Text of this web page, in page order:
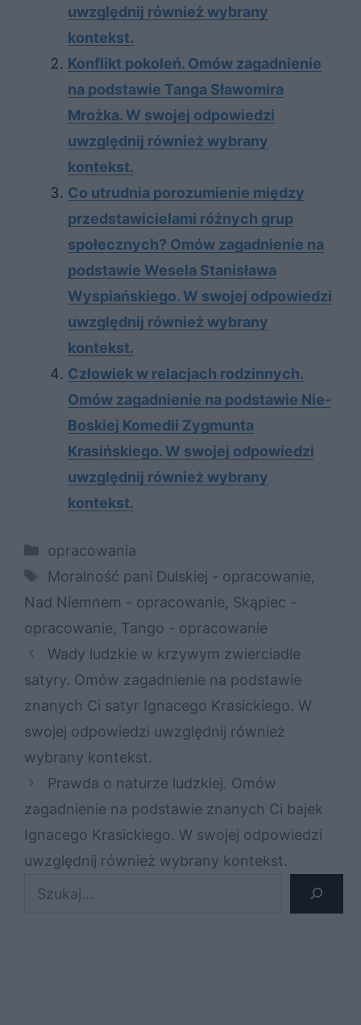
uwzględnij również wybrany
kontekst.
Konflikt pokoleń. Omów zagadnienie
na podstawie Tanga Sławomira
Mrożka. W swojej odpowiedzi
uwzględnij również wybrany
kontekst.
Co utrudnia porozumienie między
przedstawicielami różnych grup
społecznych? Omów zagadnienie na
podstawie Wesela Stanisława
Wyspiańskiego. W swojej odpowiedzi
uwzględnij również wybrany
kontekst.
Człowiek w relacjach rodzinnych.
Omów zagadnienie na podstawie Nie-
Boskiej Komedii Zygmunta
Krasińskiego. W swojej odpowiedzi
uwzględnij również wybrany
kontekst.
Kategorie
opracowania
Tagi
Moralność pani Dulskiej - opracowanie,
Nad Niemnem - opracowanie, Skąpiec -
opracowanie, Tango - opracowanie
Wady ludzkie w krzywym zwierciadle
satyry. Omów zagadnienie na podstawie
znanych Ci satyr Ignacego Krasickiego. W
swojej odpowiedzi uwzględnij również
wybrany kontekst.
Prawda o naturze ludzkiej. Omów
zagadnienie na podstawie znanych Ci bajek
Ignacego Krasickiego. W swojej odpowiedzi
uwzględnij również wybrany kontekst.
Szukaj